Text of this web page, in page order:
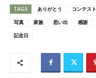
TAGS ありがとう コンテスト
写真 家族 思い出 感謝
記念日